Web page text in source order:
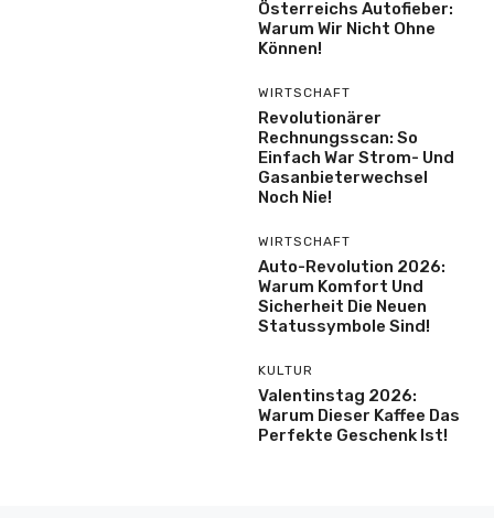
Österreichs Autofieber:
Warum Wir Nicht Ohne
Können!
WIRTSCHAFT
Revolutionärer
Rechnungsscan: So
Einfach War Strom- Und
Gasanbieterwechsel
Noch Nie!
WIRTSCHAFT
Auto-Revolution 2026:
Warum Komfort Und
Sicherheit Die Neuen
Statussymbole Sind!
KULTUR
Valentinstag 2026:
Warum Dieser Kaffee Das
Perfekte Geschenk Ist!